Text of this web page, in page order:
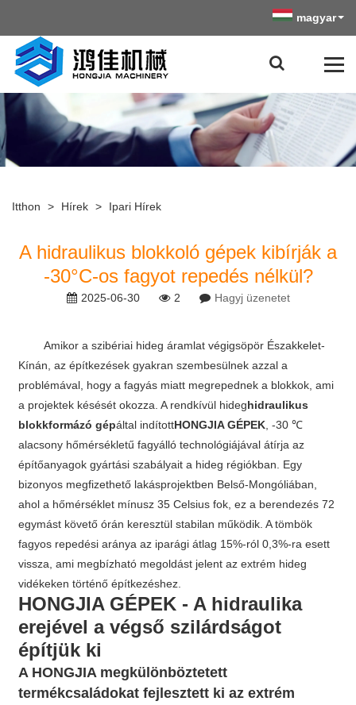
magyar
Itthon > Hírek > Ipari Hírek
A hidraulikus blokkoló gépek kibírják a
-30°C-os fagyot repedés nélkül?
2025-06-30 2 Hagyj üzenetet
Amikor a szibériai hideg áramlat végigsöpör Északkelet-
Kínán, az építkezések gyakran szembesülnek azzal a
problémával, hogy a fagyás miatt megrepednek a blokkok, ami
a projektek késését okozza. A rendkívül hideghidraulikus
blokkformázó gépáltal indítottHONGJIA GÉPEK, -30 ℃
alacsony hőmérsékletű fagyálló technológiájával átírja az
építőanyagok gyártási szabályait a hideg régiókban. Egy
bizonyos megfizethető lakásprojektben Belső-Mongóliában,
ahol a hőmérséklet mínusz 35 Celsius fok, ez a berendezés 72
egymást követő órán keresztül stabilan működik. A tömbök
fagyos repedési aránya az iparági átlag 15%-ról 0,3%-ra esett
vissza, ami megbízható megoldást jelent az extrém hideg
vidékeken történő építkezéshez.
HONGJIA GÉPEK - A hidraulika
erejével a végső szilárdságot
építjük ki
A HONGJIA megkülönböztetett
termékcsaládokat fejlesztett ki az extrém